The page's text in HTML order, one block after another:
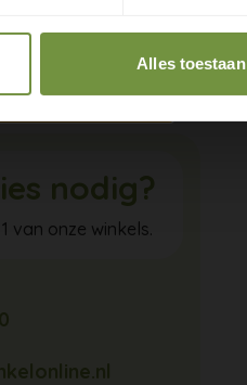
Alles toestaan
rollator met meer
nodig?
van onze winkels.